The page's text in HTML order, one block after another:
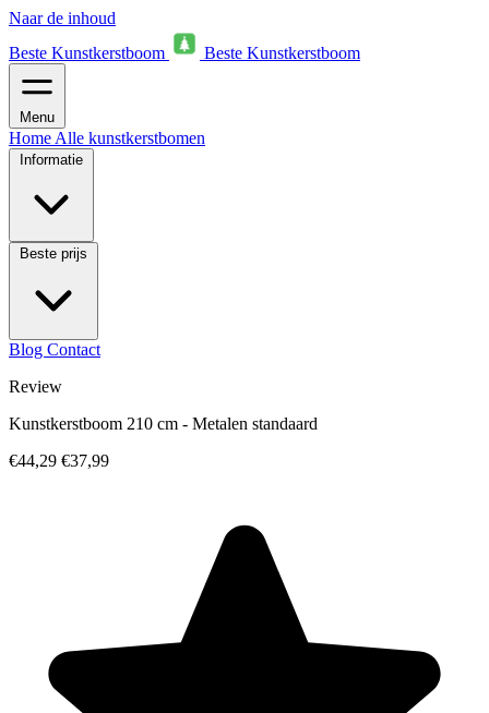
Naar de inhoud
Beste Kunstkerstboom
Beste Kunstkerstboom
Menu
Home Alle kunstkerstbomen
Informatie
Beste prijs
Blog Contact
Review
Kunstkerstboom 210 cm - Metalen standaard
€44,29 €37,99